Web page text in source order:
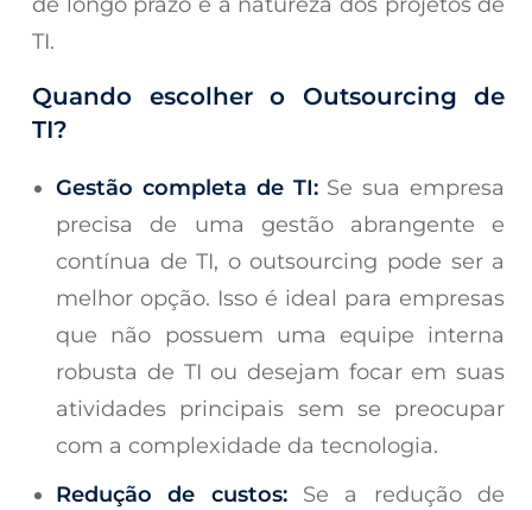
TI.
Quando escolher o Outsourcing de
TI?
Gestão completa de TI:Se sua empresa
precisa de uma gestão abrangente e
contínua de TI, o outsourcing pode ser a
melhor opção. Isso é ideal para empresas
que não possuem uma equipe interna
robusta de TI ou desejam focar em suas
atividades principais sem se preocupar
com a complexidade da tecnologia.
Redução de custos:Se a redução de